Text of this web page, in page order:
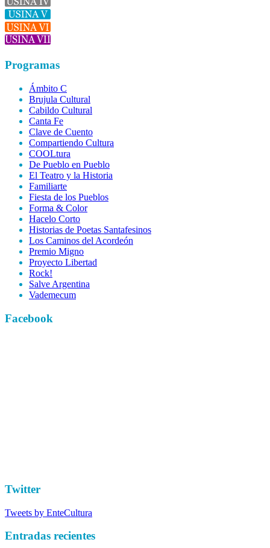
Programas
Ámbito C
Brujula Cultural
Cabildo Cultural
Canta Fe
Clave de Cuento
Compartiendo Cultura
COOLtura
De Pueblo en Pueblo
El Teatro y la Historia
Familiarte
Fiesta de los Pueblos
Forma & Color
Hacelo Corto
Historias de Poetas Santafesinos
Los Caminos del Acordeón
Premio Migno
Proyecto Libertad
Rock!
Salve Argentina
Vademecum
Facebook
Twitter
Tweets by EnteCultura
Entradas recientes